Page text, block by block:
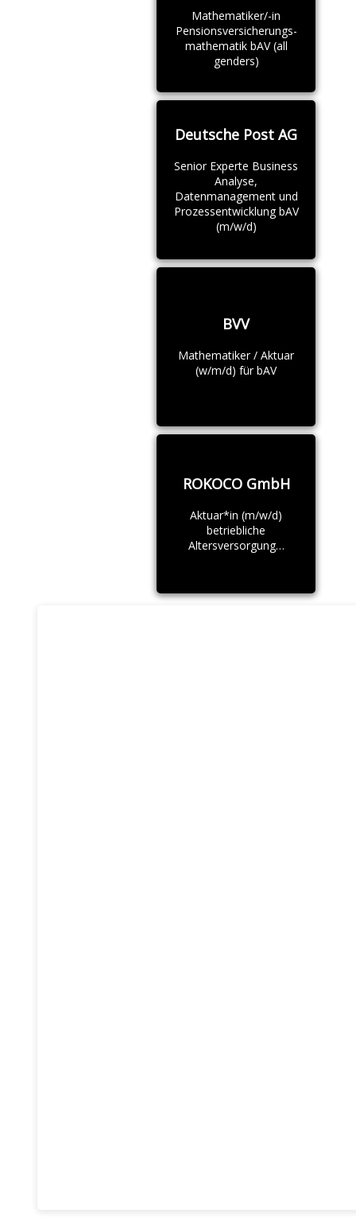
Mathematiker/-in
Pensionsversicherungs-
mathematik bAV (all
genders)
Deutsche Post AG
Senior Experte Business
Analyse,
Datenmanagement und
Prozessentwicklung bAV
(m/w/d)
BVV
Mathematiker / Aktuar
(w/m/d) für bAV
ROKOCO GmbH
Aktuar*in (m/w/d)
betriebliche
Altersversorgung…